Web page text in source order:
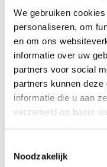
We gebruiken
personaliseren, om
en om ons
informatie over uw
partners voor social
partners kunnen
informatie die u aan
verzameld op basis
Noodzakelijk
Bovendien is de
technologie,
intensief gebruik,
laag houdt.
Met deze
hoogwaardige
toekomstbestendig
Wilt u meer weten